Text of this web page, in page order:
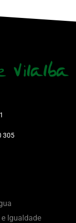
305
Igualdade